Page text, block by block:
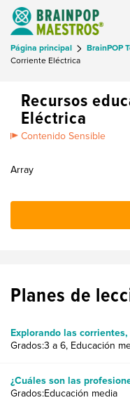
Página principal BrainPOP
Corriente Eléctrica
Recursos
Eléctrica
Contenido Sensible
Array
Planes de
Explorando las
Grados:3 a 6, Educación
¿Cuáles son las
Grados:Educación media